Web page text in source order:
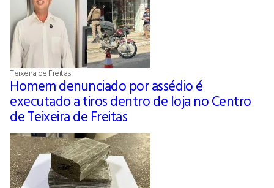
Teixeira de Freitas
Homem denunciado por assédio é
executado a tiros dentro de loja no Centro
de Teixeira de Freitas